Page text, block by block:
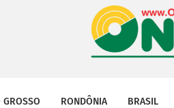
GROSSO RONDÔNIA BRASIL